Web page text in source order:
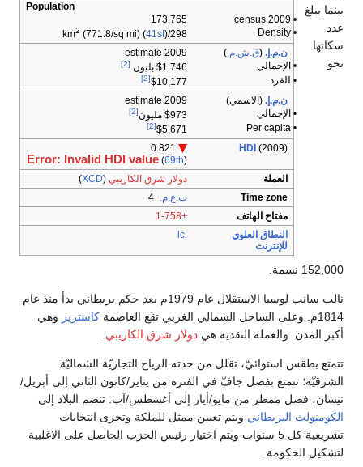
Population
• 2009 census
173,765
• Density
298/km
2 (771.8/sq mi) (41st)
ن.م.إ. (ق.ش.م.)
2009 estimate
• الإجمالي
$1.746 بليون [2]
• للفرد $10,177
[2]
ن.م.إ. (الاسمي)
2009 estimate
• الإجمالي
$973 مليون [2]
• Per capita
$5,671
[2]
HDI (2009)
Error: Invalid HDI value(69th)
العملة
دولار شرق الكاريبي (
XCD
)
Time zone
ت.ع.م.−4
مفتاح الهاتف
+1-758
النطاق العلوي
للإنترنت
.lc
بينما يبلغ
عدد
سكانها
نحو
152,000 نسمة.
نالت سانت لوسيا الاستقلال عام 1979م بعد حكم بريطاني بدأ منذ عام
1814م. وعلى الساحل الشمالي الغربي تقع العاصمة
كاستريز وهي
أكبر المدن. والعملة النقدية هي دولار شرق الكاريبي.
تتمتع بطقس استوائيّ، تقلل من حدته الرياح التجاريّة الشماليّة
الشرقيّة؛ تتمتع بفصل جافّ في الفترة من يناير/كانون الثاني إلى أبريل/
نيسان، فصل ممطر من مايو/أيار إلى أغسطس/آب. تنضم البلاد إلى
الكومنولث البريطاني ويتم تعيين ممثل للملكة وتجرى انتخابات
تشريعية كل 5 سنوات ويتم اختيار رئيس الحزب الحاصل على الاغلبية
لتشكيل الحكومة.